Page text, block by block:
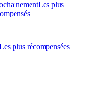
Les plus
Les plus récompensées